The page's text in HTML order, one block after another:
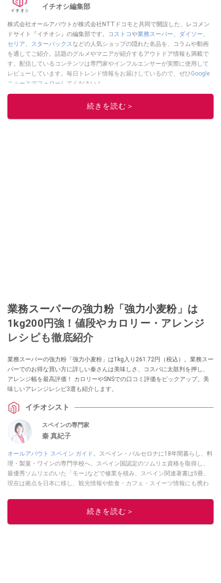
イチオシ編集部
株式会社オールアバウトが株式会社NTTドコモと共同で開設した、レコメン
ドサイト『イチオシ』の編集部です。
コストコや業務スーパー、 ダイソー、
セリア、 スターバックスなどの人気ショップの隠れた名品を、コラムや動画
を通してご紹介。話題のグルメやマニアが紹介するアウトドア情報も満載で
す。配信しているコンテンツは専門家やインフルエンサーが実際に使用して
レビューしています。毎日トレンド情報をお届けしているので、ぜひGoogle
ニュースでフォロー してください！
続きを読む＞
業務スーパーの強力粉「強力小麦粉」は
1kg200円強！値段やカロリー・アレンジ
レシピも徹底紹介
業務スーパーの強力粉「強力小麦粉」は1kg入り261.72円（税込）。業務スー
パーでのお得な買い方に詳しい秦さんは美味しさ、コスパに太鼓判を押し、
アレンジ幅を最高評価！ カロリーやSNSでの口コミ評価をピックアップ。美
味しいアレンジレシピ3選も紹介します。
イチオシスト
スペインの専門家
秦 真紀子
オールアバウト スペイン ガイド。 スペイン・バルセロナに18年間暮らし、料
理・製菓・ワインの専門学校へ。スペイン国認定のソムリエ資格を取得し、
最優秀ソムリエのいた「モー｣などで修業を積み、スペイン関連著書は5冊。
現在は拠点を日本に移し、観光情報や飲食・カフェ・スイーツ情報にも携わ
ーツ販売チェーンのおすすめ商品情報も発信。
17州おいしい旅』（‎産業編集センター刊）ほか。
ガイドや、飲食関連の方の視察旅行のコーディネートやガイド、スペインの
続きを読む＞